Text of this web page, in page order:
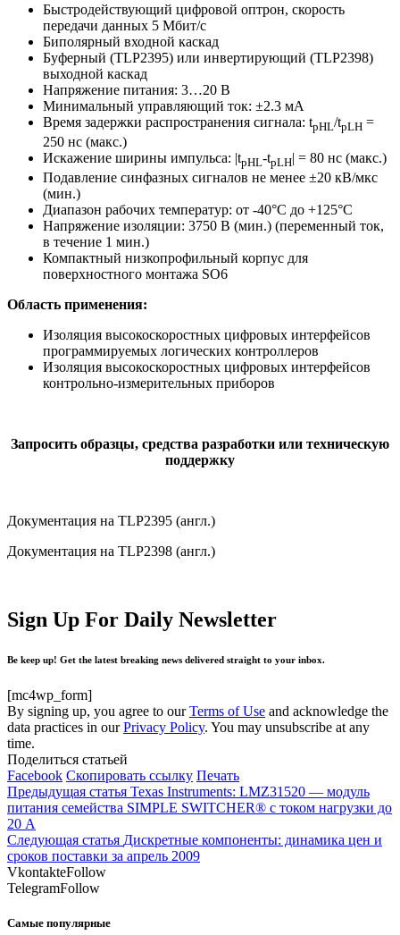
Быстродействующий цифровой оптрон, скорость
передачи данных 5 Мбит/с
Биполярный входной каскад
Буферный (TLP2395) или инвертирующий (TLP2398)
выходной каскад
Напряжение питания: 3…20 В
Минимальный управляющий ток: ±2.3 мА
Время задержки распространения сигнала: tpHL/tpLH =
250 нс (макс.)
Искажение ширины импульса: |tpHL-tpLH| = 80 нс (макс.)
Подавление синфазных сигналов не менее ±20 кВ/мкс
(мин.)
Диапазон рабочих температур: от -40°C до +125°C
Напряжение изоляции: 3750 В (мин.) (переменный ток,
в течение 1 мин.)
Компактный низкопрофильный корпус для
поверхностного монтажа SO6
Область применения:
Изоляция высокоскоростных цифровых интерфейсов
программируемых логических контроллеров
Изоляция высокоскоростных цифровых интерфейсов
контрольно-измерительных приборов
Запросить образцы, средства разработки или техническую
поддержку
Документация на TLP2395 (англ.)
Документация на TLP2398 (англ.)
Sign Up For Daily Newsletter
Be keep up! Get the latest breaking news delivered straight to your inbox.
[mc4wp_form]
By signing up, you agree to ourTerms of Use and acknowledge the
data practices in ourPrivacy Policy. You may unsubscribe at any
time.
Поделиться статьей
Facebook Скопировать ссылку Печать
Предыдущая статья Texas Instruments: LMZ31520 — модуль
питания семейства SIMPLE SWITCHER® с током нагрузки до
20 А
Следующая статья Дискретные компоненты: динамика цен и
сроков поставки за апрель 2009
VkontakteFollow
TelegramFollow
Самые популярные